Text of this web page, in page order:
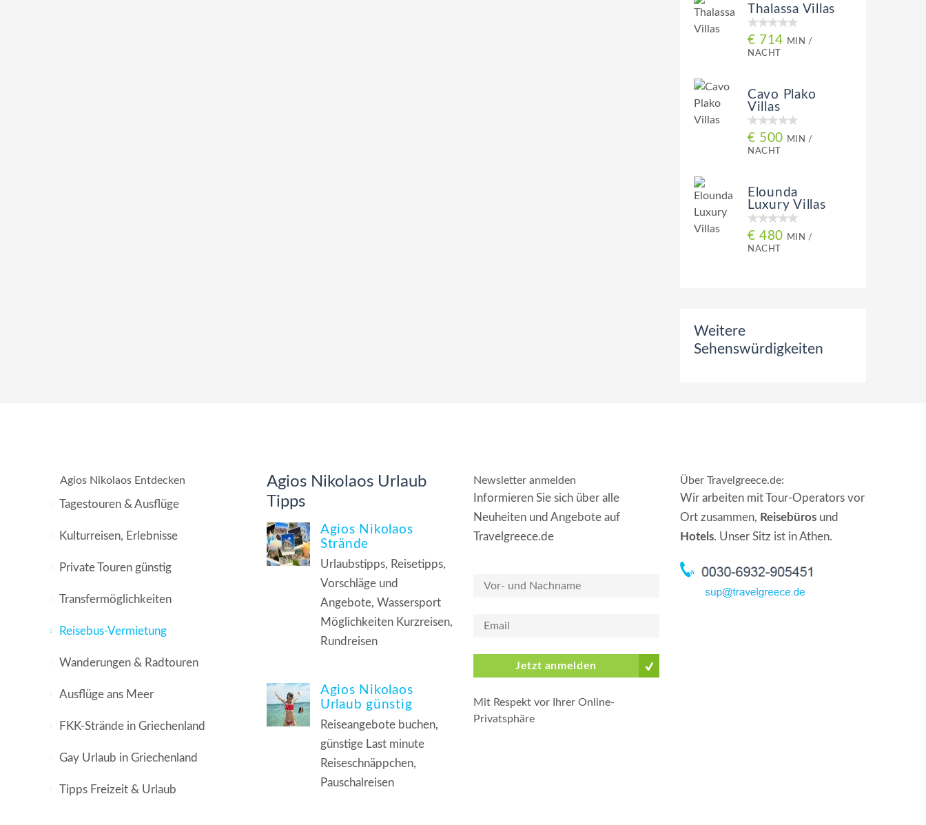
Thalassa Villas
€ 714 MIN /
NACHT
Cavo Plako
Villas
€ 500 MIN /
NACHT
Elounda
Luxury Villas
€ 480 MIN /
NACHT
Weitere
Sehenswürdigkeiten
Agios Nikolaos Entdecken
Tagestouren & Ausflüge
Kulturreisen, Erlebnisse
Private Touren günstig
Transfermöglichkeiten
Reisebus-Vermietung
Wanderungen & Radtouren
Ausflüge ans Meer
FKK-Strände in Griechenland
Gay Urlaub in Griechenland
Tipps Freizeit & Urlaub
Agios Nikolaos Urlaub
Tipps
Agios Nikolaos
Strände
Urlaubstipps, Reisetipps,
Vorschläge und
Angebote, Wassersport
Möglichkeiten Kurzreisen,
Rundreisen
Agios Nikolaos
Urlaub günstig
Reiseangebote buchen,
günstige Last minute
Reiseschnäppchen,
Pauschalreisen
Newsletter anmelden
Informieren Sie sich über alle
Neuheiten und Angebote auf
Travelgreece.de
Jetzt anmelden
Mit Respekt vor Ihrer Online-
Privatsphäre
Über Travelgreece.de:
Wir arbeiten mit Tour-Operators vor
Ort zusammen, Reisebüros und
Hotels. Unser Sitz ist in Athen.